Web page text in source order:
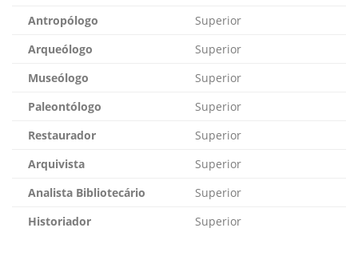
Antropólogo
Superior
Arqueólogo
Superior
Museólogo
Superior
Paleontólogo
Superior
Restaurador
Superior
Arquivista
Superior
Analista Bibliotecário
Superior
Historiador
Superior